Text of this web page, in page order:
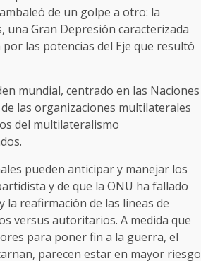
de un golpe a otro: la
una Gran Depresión caracterizada
las potencias del Eje que resultó
mundial, centrado en las Naciones
las organizaciones multilaterales
del multilateralismo
pueden anticipar y manejar los
y de que la ONU ha fallado
reafirmación de las líneas de
versus autoritarios. A medida que
para poner fin a la guerra, el
parecen estar en mayor riesgo